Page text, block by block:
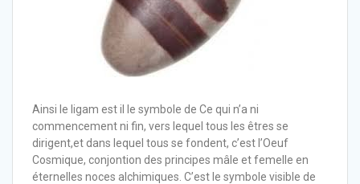
Ainsi le ligam est il le symbole de Ce qui n’a ni
commencement ni fin, vers lequel tous les êtres se
dirigent,et dans lequel tous se fondent, c’est l’Oeuf
Cosmique, conjontion des principes mâle et femelle en
éternelles noces alchimiques. C’est le symbole visible de